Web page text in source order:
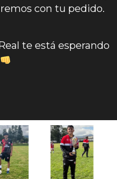
con tu pedido.
te está esperando